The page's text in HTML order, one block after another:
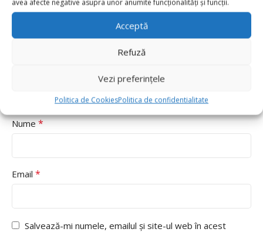
avea afecte negative asupra unor anumite funcționalități și funcții.
Acceptă
Refuză
Vezi preferințele
Politica de CookiesPolitica de confidentialitate
Nume*
Email *
Salvează-mi numele, emailul și site-ul web în acest